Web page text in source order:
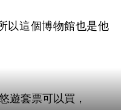
以這個博物館也是他
遊套票可以買，